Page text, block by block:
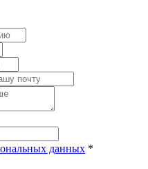
данных *